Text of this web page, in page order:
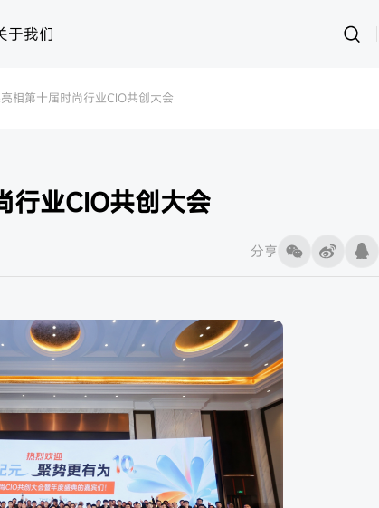
内衣
皮具 鞋子 样衣
于我们
相第十届时尚行业CIO共创大会
行业CIO共创大会
分享